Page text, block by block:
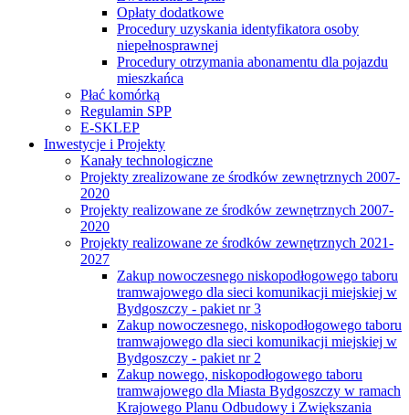
Opłaty dodatkowe
Procedury uzyskania identyfikatora osoby
niepełnosprawnej
Procedury otrzymania abonamentu dla pojazdu
mieszkańca
Płać komórką
Regulamin SPP
E-SKLEP
Inwestycje i Projekty
Kanały technologiczne
Projekty zrealizowane ze środków zewnętrznych 2007-
2020
Projekty realizowane ze środków zewnętrznych 2007-
2020
Projekty realizowane ze środków zewnętrznych 2021-
2027
Zakup nowoczesnego niskopodłogowego taboru
tramwajowego dla sieci komunikacji miejskiej w
Bydgoszczy - pakiet nr 3
Zakup nowoczesnego, niskopodłogowego taboru
tramwajowego dla sieci komunikacji miejskiej w
Bydgoszczy - pakiet nr 2
Zakup nowego, niskopodłogowego taboru
tramwajowego dla Miasta Bydgoszczy w ramach
Krajowego Planu Odbudowy i Zwiększania